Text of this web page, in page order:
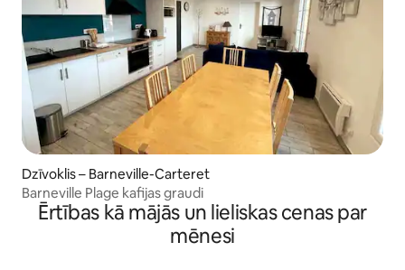
Dzīvoklis – Barneville-Carteret
Barneville Plage kafijas graudi
Ērtības kā mājās un lieliskas cenas par
mēnesi